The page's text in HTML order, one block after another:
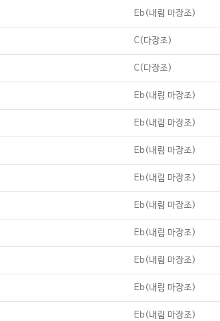
Eb(내림 마장조)
C(다장조)
C(다장조)
Eb(내림 마장조)
Eb(내림 마장조)
Eb(내림 마장조)
Eb(내림 마장조)
Eb(내림 마장조)
Eb(내림 마장조)
Eb(내림 마장조)
Eb(내림 마장조)
Eb(내림 마장조)